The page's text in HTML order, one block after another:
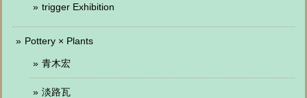
trigger Exhibition
Pottery × Plants
青木宏
淡路瓦